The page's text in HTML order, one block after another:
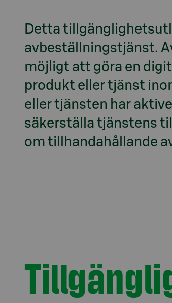
Detta
avbeställningstjänst.
möjligt att göra en
produkt eller tjänst
eller tjänsten har
säkerställa tjänstens
om tillhandahållande